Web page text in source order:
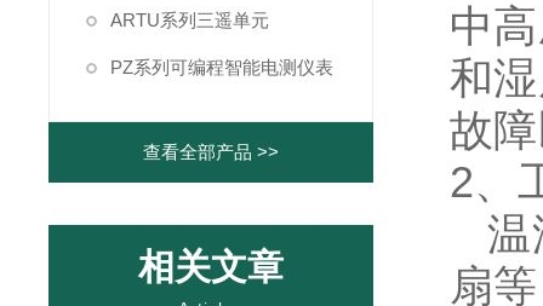
ARTU系列三遥单元
PZ系列可编程智能电测仪表
查看全部产品 >>
相关文章
中
和
故
2、
温
扇